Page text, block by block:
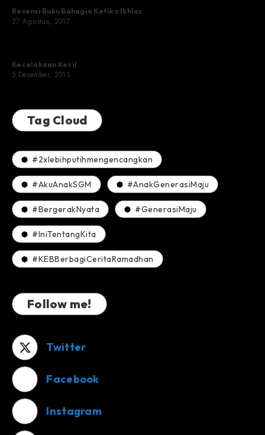
Resensi Buku Bahagia Ketika Ikhlas
27 Agustus, 2017
Kecelakaan Kecil
5 Desember, 2013
Tag Cloud
#2xlebihputihmengencangkan
#AkuAnakSGM #AnakGenerasiMaju
#BergerakNyata #GenerasiMaju
#IniTentangKita
#KEBBerbagiCeritaRamadhan
Follow me!
Twitter
Facebook
Instagram